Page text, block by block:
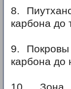
8.
карбона до
9.
карбона до